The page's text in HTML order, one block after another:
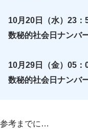
10月20日（水）23
数秘的社会日ナンバ
10月29日（金）05
数秘的社会日ナンバ
参考までに…